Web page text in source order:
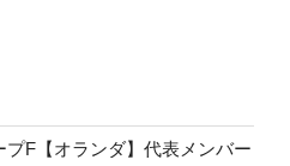
プF【オランダ】代表メンバー